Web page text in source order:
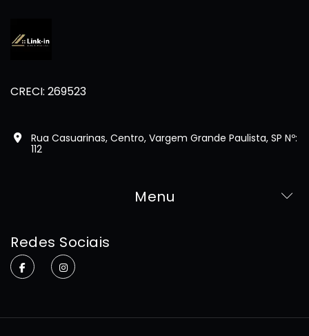
CRECI: 269523
Rua Casuarinas, Centro, Vargem Grande Paulista, SP Nº:
112
Menu
Redes Sociais